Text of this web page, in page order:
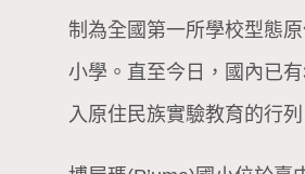
制為全國第一所學校型態
小學。直至今日，國內已
入原住民族實驗教育的行列